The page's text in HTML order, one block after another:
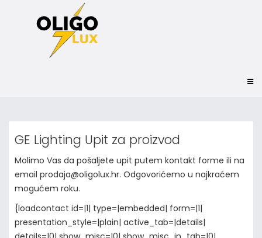
GE Lighting Upit za proizvod
Molimo Vas da pošaljete upit putem kontakt forme ili na
email prodaja@oligolux.hr. Odgovorićemo u najkraćem
mogućem roku.
{loadcontact id=|1| type=|embedded| form=|1|
presentation_style=|plain| active_tab=|details|